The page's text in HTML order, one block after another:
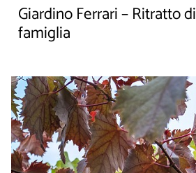
Giardino Ferrari – Ritratto di
famiglia